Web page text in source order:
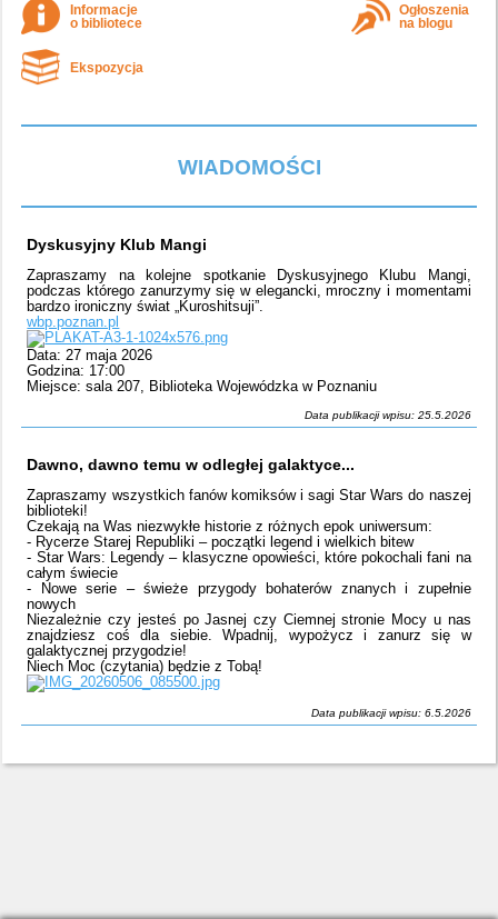
Informacje
o bibliotece
Ogłoszenia
na blogu
Ekspozycja
WIADOMOŚCI
Dyskusyjny Klub Mangi
Zapraszamy na kolejne spotkanie Dyskusyjnego Klubu Mangi,
podczas którego zanurzymy się w elegancki, mroczny i momentami
bardzo ironiczny świat „Kuroshitsuji”.
wbp.poznan.pl
Data: 27 maja 2026
Godzina: 17:00
Miejsce: sala 207, Biblioteka Wojewódzka w Poznaniu
Data publikacji wpisu: 25.5.2026
Dawno, dawno temu w odległej galaktyce...
Zapraszamy wszystkich fanów komiksów i sagi Star Wars do naszej
biblioteki!
Czekają na Was niezwykłe historie z różnych epok uniwersum:
- Rycerze Starej Republiki – początki legend i wielkich bitew
- Star Wars: Legendy – klasyczne opowieści, które pokochali fani na
całym świecie
- Nowe serie – świeże przygody bohaterów znanych i zupełnie
nowych
Niezależnie czy jesteś po Jasnej czy Ciemnej stronie Mocy u nas
znajdziesz coś dla siebie. Wpadnij, wypożycz i zanurz się w
galaktycznej przygodzie!
Niech Moc (czytania) będzie z Tobą!
Data publikacji wpisu: 6.5.2026